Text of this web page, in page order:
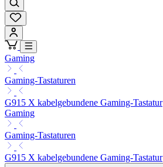
Gaming
Gaming-Tastaturen
G915 X kabelgebundene Gaming-Tastatur
Gaming
Gaming-Tastaturen
G915 X kabelgebundene Gaming-Tastatur